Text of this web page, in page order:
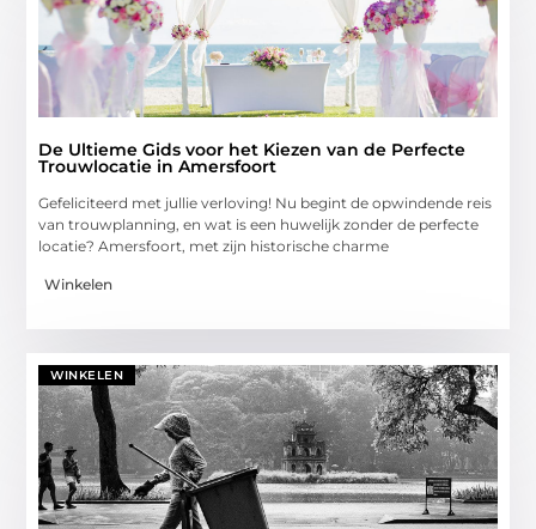
De Ultieme Gids voor het Kiezen van de Perfecte
Trouwlocatie in Amersfoort
Gefeliciteerd met jullie verloving! Nu begint de opwindende reis
van trouwplanning, en wat is een huwelijk zonder de perfecte
locatie? Amersfoort, met zijn historische charme
Winkelen
WINKELEN